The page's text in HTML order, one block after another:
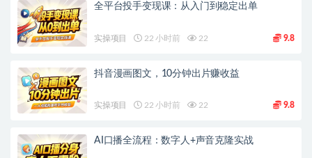
全平台投手变现课：从入门到稳定出单
实操项目 22 小时前 22 9.8
抖音漫画图文，10分钟出片赚收益
实操项目 22 小时前 22 9.8
AI口播全流程：数字人+声音克隆实战